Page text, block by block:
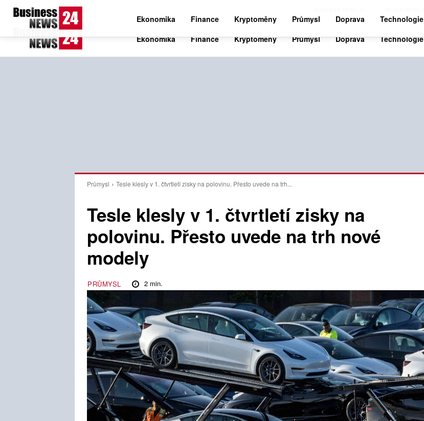
21.1 C Czech
Pátek 7. srpna 2026
Ekonomika Finance Kryptoměny Průmysl Doprava Technologie
Průmysl Tesle klesly v 1. čtvrtletí zisky na polovinu. Přesto uvede na trh...
Tesle klesly v 1. čtvrtletí zisky na
polovinu. Přesto uvede na trh nové
modely
PRŮMYSL 2min.